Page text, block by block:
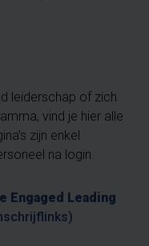
leiderschap of zich
vind je hier alle
zijn enkel
na login.
Engaged Leading